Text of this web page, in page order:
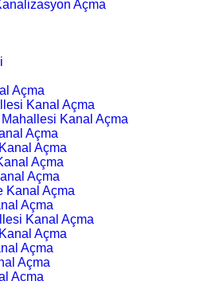
Açma
Açma
Kanal Açma
Kanal Açma
Açma
Açma
Açma
Açma
Kanal Açma
Açma
Kanal Açma
Açma
Açma
Açma
Açma